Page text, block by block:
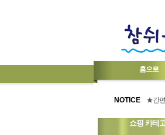
홈으로
NOTICE
★기업
★간
쇼핑 카테